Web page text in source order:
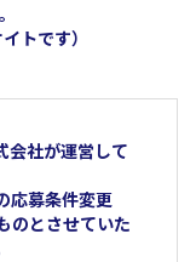
トです）
会社が運営して
応募条件変更
のとさせていた